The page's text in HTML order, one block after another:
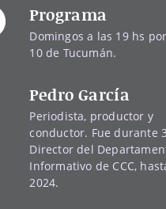
Programa
Domingos a las 19 hs
10 de Tucumán.
Pedro García
Periodista, productor y
conductor. Fue durante
Director del
Informativo de CCC,
2024.